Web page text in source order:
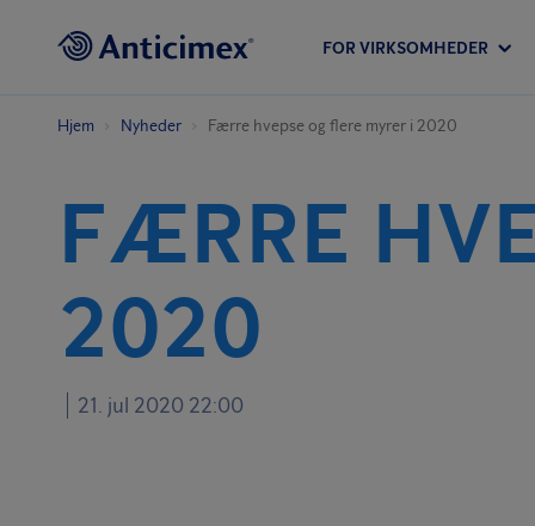
FOR VIRKSOMHEDER
Hjem Nyheder Færre hvepse og flere myrer i 2020
FÆRRE
2020
21. jul 2020 22:00